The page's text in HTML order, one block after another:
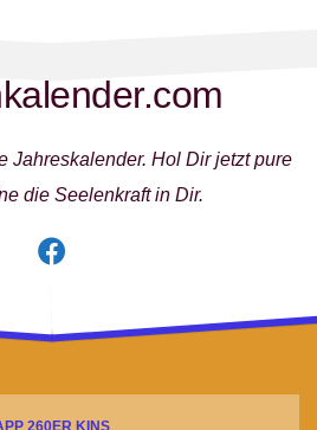
Jahreskalender. Hol Dir jetzt pure
die Seelenkraft in Dir.
260ER KINS